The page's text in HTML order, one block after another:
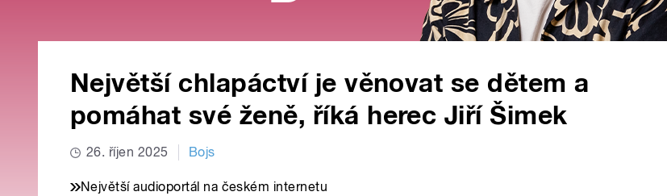
Největší chlapáctví je věnovat se dětem a
pomáhat své ženě, říká herec Jiří Šimek
26. říjen 2025 Bojs
Největší audioportál na českém internetu